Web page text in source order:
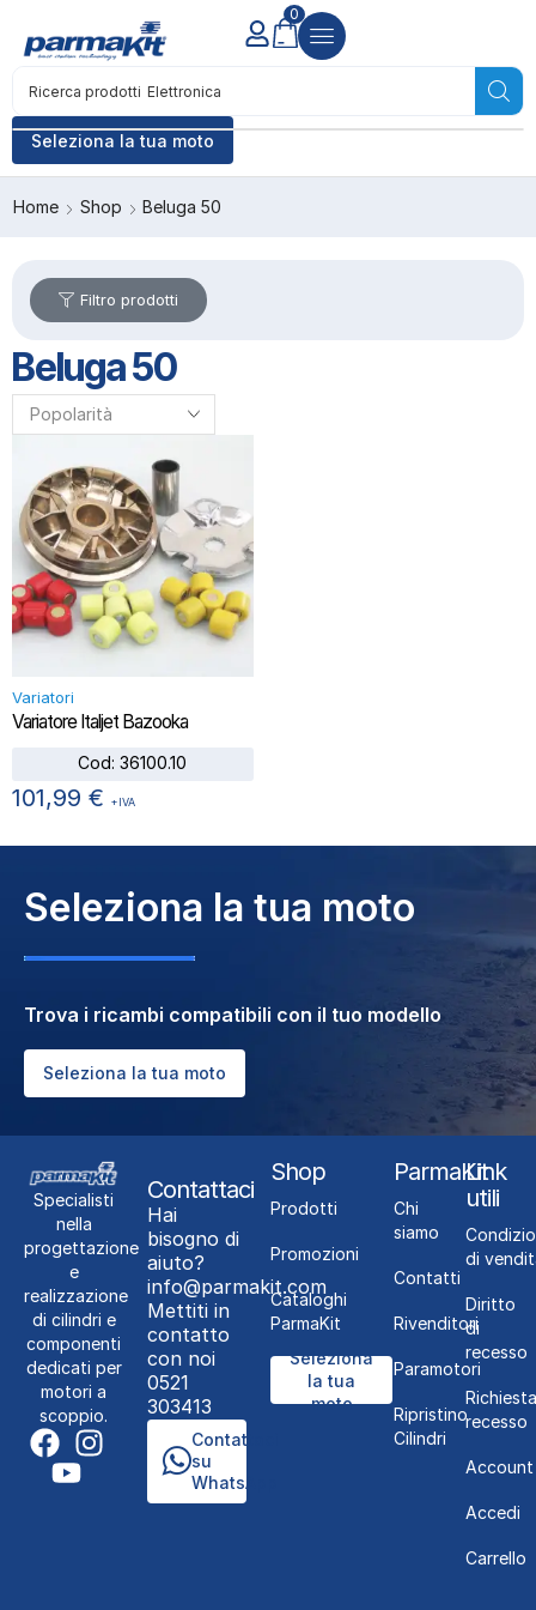
Seleziona la tua moto
Ricerca prodotti Elettronica
0
Home Shop Beluga 50
Filtro prodotti
Beluga 50
Variatori
Variatore Italjet Bazooka
Cod: 36100.10
101,99 € +IVA
Seleziona la tua moto
Trova i ricambi compatibili con il tuo modello
Seleziona la tua moto
Specialisti
nella
progettazione
e
realizzazione
di cilindri e
componenti
dedicati per
motori a
scoppio.
Contattaci
Hai
bisogno di
aiuto?
info@parmakit.com
Mettiti in
contatto
con noi
0521
303413
Contattaci
su
WhatsApp
Shop
Prodotti
Promozioni
Cataloghi
ParmaKit
Seleziona
la tua
moto
ParmaKit
Chi
siamo
Contatti
Rivenditori
Paramotori
Ripristino
Cilindri
Link
utili
di
Diritto
di
recesso
Richiesta
recesso
Account
Accedi
Carrello